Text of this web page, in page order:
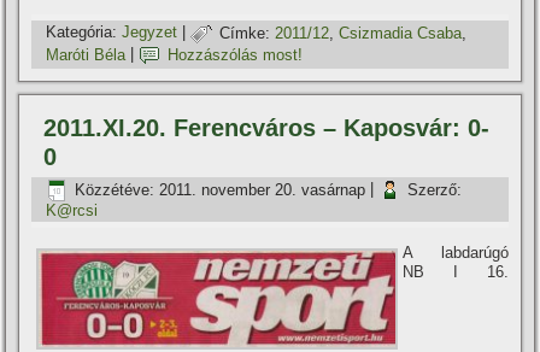
Kategória: Jegyzet | Címke: 2011/12 ,Csizmadia Csaba
Maróti Béla
Hozzászólás most!
2011.XI.20. Ferencváros – Kaposvár: 0-
0
Közzétéve: 2011. november 20. vasárnap
Szerző:
K@rcsi
A labdarúgó
NB I 16.